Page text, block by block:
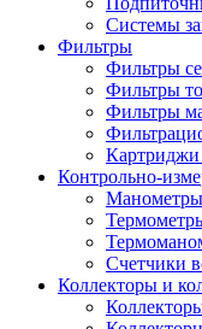
Системы
Фильтры
Фильтры
Фильтры
Фильтры
Картриджи
Контрольно-
Манометры
Счетчики
Коллекторы и